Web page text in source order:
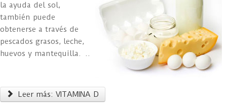
la ayuda del sol,
también puede
obtenerse a través de
pescados grasos, leche,
huevos y mantequilla. ..
Leer más: VITAMINA D